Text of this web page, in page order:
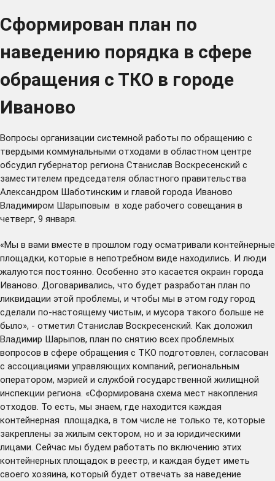
Сформирован план по
наведению порядка в сфере
обращения с ТКО в городе
Иваново
Вопросы организации системной работы по обращению с
твердыми коммунальными отходами в областном центре
обсудил губернатор региона Станислав Воскресенский с
заместителем председателя областного правительства
Александром Шаботинским и главой города Иваново
Владимиром Шарыповым в ходе рабочего совещания в
четверг, 9 января.
«Мы в вами вместе в прошлом годуосматривали контейнерные
площадки, которые в непотребном виде находились. И люди
жалуются постоянно. Особенно это касается окраин города
Иваново. Договаривались, что будет разработан план по
ликвидации этой проблемы, и чтобы мы в этом году город
сделали по-настоящему чистым, и мусора такого больше не
было», - отметил Станислав Воскресенский. Как доложил
Владимир Шарыпов, план по снятию всех проблемных
вопросов в сфере обращения с ТКО подготовлен, согласован
с ассоциациями управляющих компаний, региональным
оператором, мэрией и службой государственной жилищной
инспекции региона. «Сформирована схема мест накопления
отходов. То есть, мы знаем, где находится каждая
контейнерная площадка, в том числе не только те, которые
закреплены за жилым сектором, но и за юридическими
лицами. Сейчас мы будем работать по включению этих
контейнерных площадок в реестр, и каждая будет иметь
своего хозяина, который будет отвечать за наведение